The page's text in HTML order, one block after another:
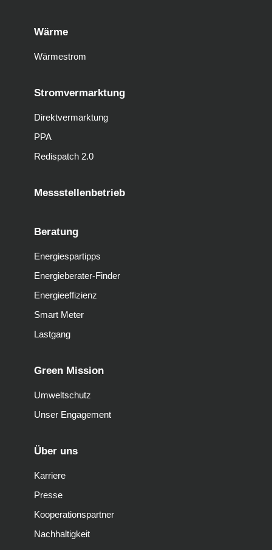
Wärme
Wärmestrom
Stromvermarktung
Direktvermarktung
PPA
Redispatch 2.0
Messstellenbetrieb
Beratung
Energiespartipps
Energieberater-Finder
Energieeffizienz
Smart Meter
Lastgang
Green Mission
Umweltschutz
Unser Engagement
Über uns
Karriere
Presse
Kooperationspartner
Nachhaltigkeit